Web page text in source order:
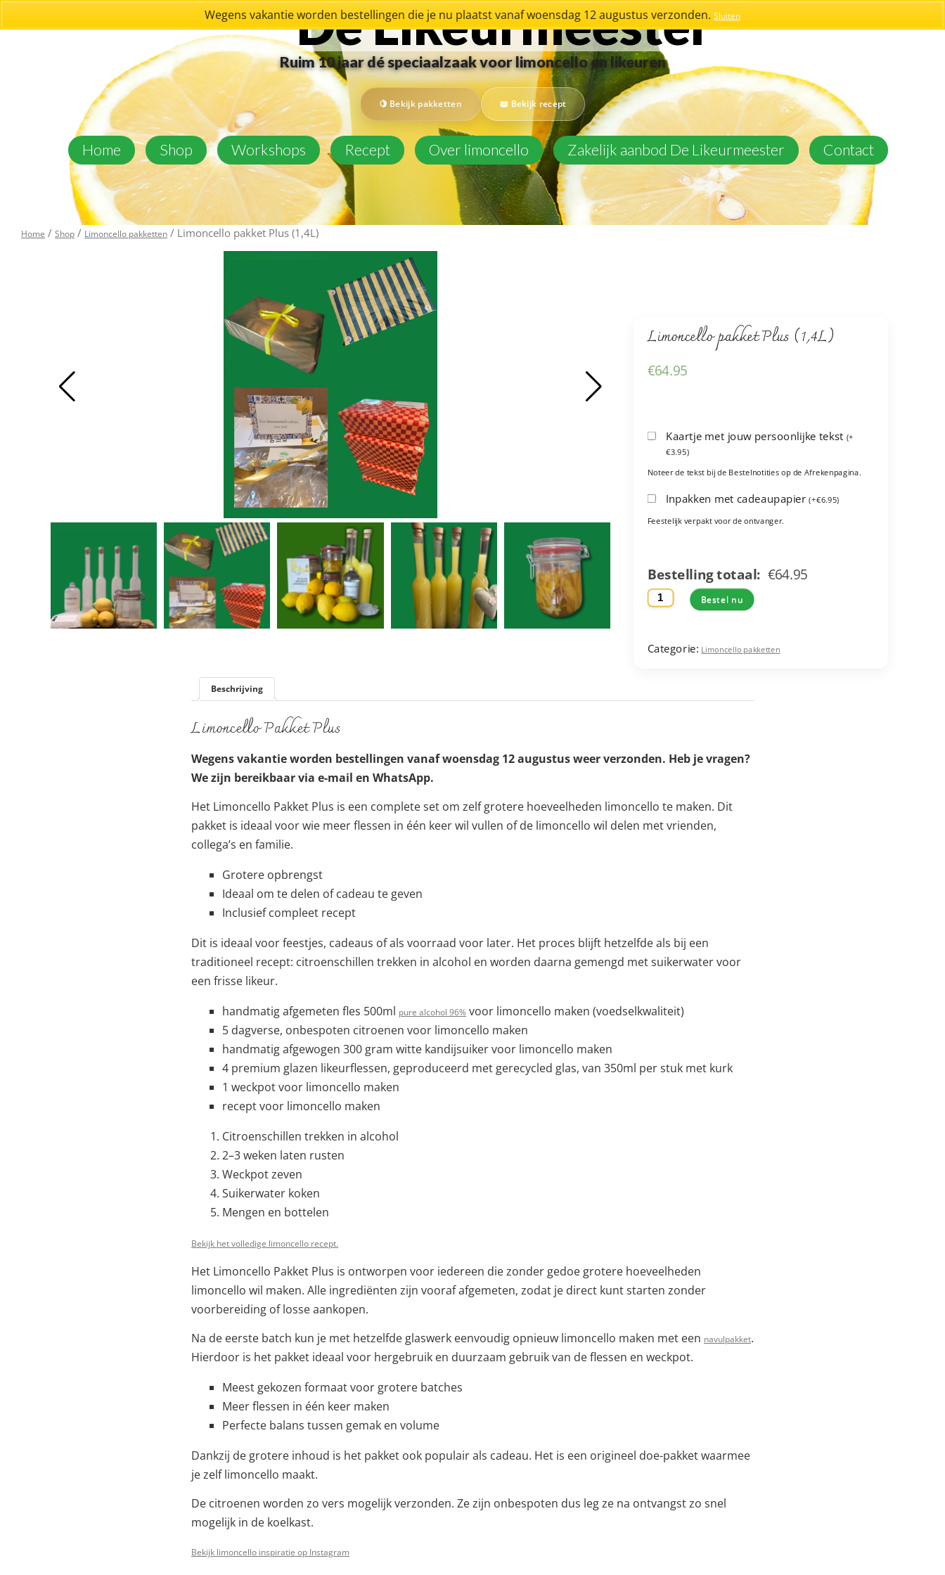
De Likeurmeester
Ruim 10 jaar dé speciaalzaak voor limoncello en likeuren
Bekijk pakketten Bekijk recept
Home Shop Workshops Recept Over limoncello Zakelijk aanbod De Likeurmeester Contact
Home / Shop / Limoncello pakketten / Limoncello pakket Plus (1,4L)
Limoncello pakket Plus (1,4L)
€64.95
Kaartje met jouw persoonlijke tekst (+
€3.95)
Noteer de tekst bij de Bestelnotities op de Afrekenpagina.
Inpakken met cadeaupapier(+€6.95)
Feestelijk verpakt voor de ontvanger.
Bestelling totaal: €64.95
Limoncello
pakket
(1,4L)
aantal
Bestel nu
Categorie: Limoncello pakketten
Beschrijving
Limoncello Pakket Plus
Wegens vakantie worden bestellingen vanaf woensdag 12 augustus weer verzonden. Heb je vragen?
We zijn bereikbaar via e-mail en WhatsApp.
Het Limoncello Pakket Plus is een complete set om zelf grotere hoeveelheden limoncello te maken. Dit
pakket is ideaal voor wie meer flessen in één keer wil vullen of de limoncello wil delen met vrienden,
collega’s en familie.
Grotere opbrengst
Ideaal om te delen of cadeau te geven
Inclusief compleet recept
Dit is ideaal voor feestjes, cadeaus of als voorraad voor later. Het proces blijft hetzelfde als bij een
traditioneel recept: citroenschillen trekken in alcohol en worden daarna gemengd met suikerwater voor
een frisse likeur.
handmatig afgemeten fles 500ml pure alcohol 96% voor limoncello maken (voedselkwaliteit)
5 dagverse, onbespoten citroenen voor limoncello maken
handmatig afgewogen 300 gram witte kandijsuiker voor limoncello maken
4 premium glazen likeurflessen, geproduceerd met gerecycled glas, van 350ml per stuk met kurk
1 weckpot voor limoncello maken
recept voor limoncello maken
Citroenschillen trekken in alcohol
2–3 weken laten rusten
Weckpot zeven
Suikerwater koken
Mengen en bottelen
Bekijk het volledige limoncello recept.
Het Limoncello Pakket Plus is ontworpen voor iedereen die zonder gedoe grotere hoeveelheden
limoncello wil maken. Alle ingrediënten zijn vooraf afgemeten, zodat je direct kunt starten zonder
voorbereiding of losse aankopen.
Na de eerste batch kun je met hetzelfde glaswerk eenvoudig opnieuw limoncello maken met een navulpakket.
Hierdoor is het pakket ideaal voor hergebruik en duurzaam gebruik van de flessen en weckpot.
Meest gekozen formaat voor grotere batches
Meer flessen in één keer maken
Perfecte balans tussen gemak en volume
Dankzij de grotere inhoud is het pakket ook populair als cadeau. Het is een origineel doe-pakket waarmee
je zelf limoncello maakt.
De citroenen worden zo vers mogelijk verzonden. Ze zijn onbespoten dus leg ze na ontvangst zo snel
mogelijk in de koelkast.
Bekijk limoncello inspiratie op Instagram
Wegens vakantie worden bestellingen die je nu plaatst vanaf woensdag 12 augustus verzonden. Sluiten